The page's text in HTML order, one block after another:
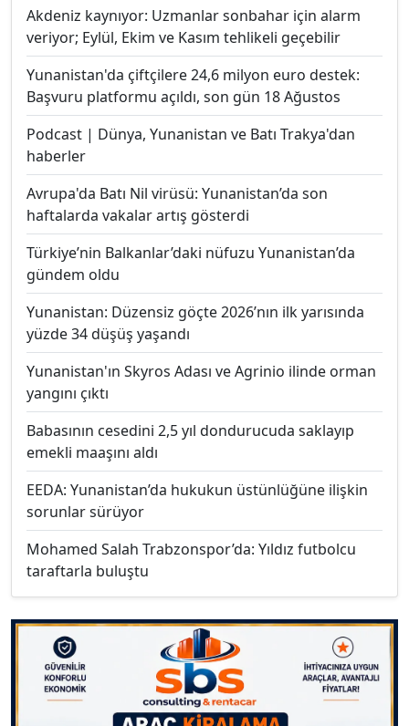
Akdeniz kaynıyor: Uzmanlar sonbahar için alarm
veriyor; Eylül, Ekim ve Kasım tehlikeli geçebilir
Yunanistan'da çiftçilere 24,6 milyon euro destek:
Başvuru platformu açıldı, son gün 18 Ağustos
Podcast | Dünya, Yunanistan ve Batı Trakya'dan
haberler
Avrupa'da Batı Nil virüsü: Yunanistan’da son
haftalarda vakalar artış gösterdi
Türkiye’nin Balkanlar’daki nüfuzu Yunanistan’da
gündem oldu
Yunanistan: Düzensiz göçte 2026’nın ilk yarısında
yüzde 34 düşüş yaşandı
Yunanistan'ın Skyros Adası ve Agrinio ilinde orman
yangını çıktı
Babasının cesedini 2,5 yıl dondurucuda saklayıp
emekli maaşını aldı
EEDA: Yunanistan’da hukukun üstünlüğüne ilişkin
sorunlar sürüyor
Mohamed Salah Trabzonspor’da: Yıldız futbolcu
taraftarla buluştu